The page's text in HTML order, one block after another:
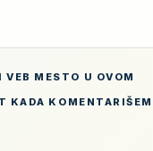
MESTO U OVOM
KADA